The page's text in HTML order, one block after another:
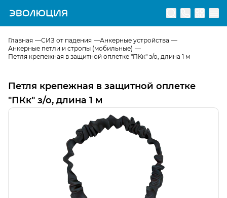
Перейти на главную страницу
Главная СИЗ от падения
Анкерные устройства
Анкерные петли и стропы (мобильные)
Петля крепежная в защитной оплетке "ПКк" з/о, длина 1 м
Петля крепежная в защитной оплетке
"ПКк" з/о, длина 1 м